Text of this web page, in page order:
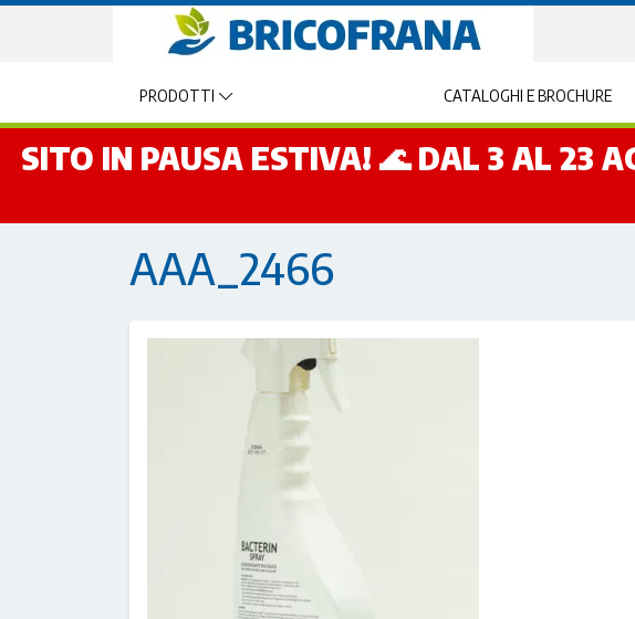
PRODOTTI CATALOGHI E BROCHURE
SITO IN PAUSA ESTIVA! 🌊 DAL 3 AL 23
AAA_2466